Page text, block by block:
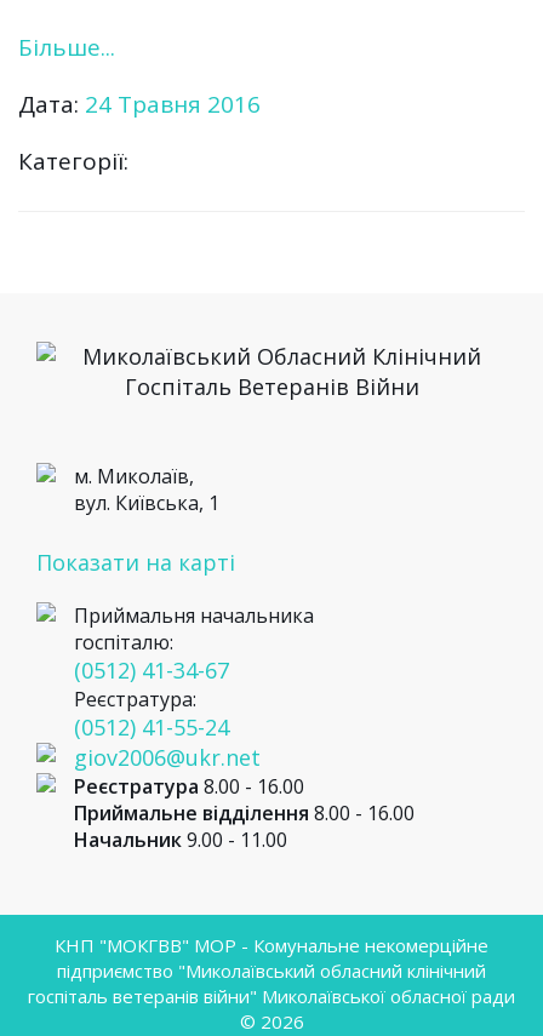
Більше...
Дата: 24 Травня 2016
Категорії:
м. Миколаїв,
вул. Київська, 1
Показати на карті
Приймальня начальника
госпіталю:
(0512) 41-34-67
Реєстратура:
(0512) 41-55-24
giov2006@ukr.net
Реєстратура 8.00 - 16.00
Приймальне відділення 8.00 - 16.00
Начальник9.00 - 11.00
КНП "МОКГВВ" МОР - Комунальне некомерційне
підприємство "Миколаївський обласний клінічний
госпіталь ветеранів війни" Миколаївської обласної ради
© 2026